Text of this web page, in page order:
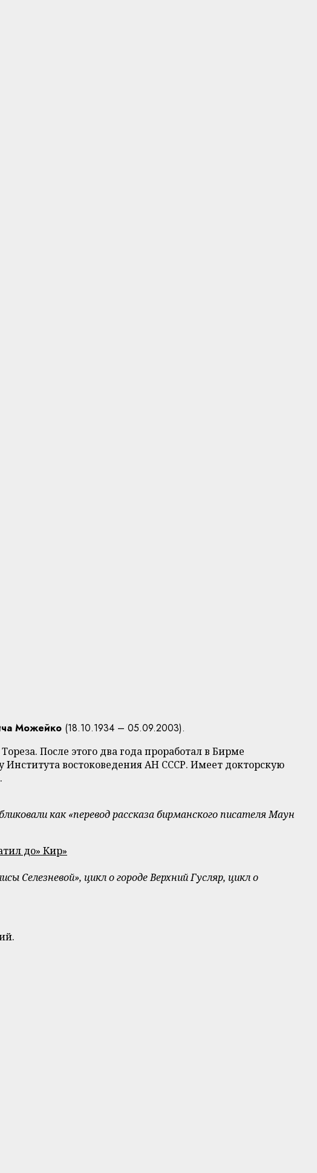
Можейко (18.10.1934 – 05.09.2003).
После этого два года проработал в Бирме
востоковедения АН СССР. Имеет докторскую
как «перевод рассказа бирманского писателя Маун
до» Кир»
Селезневой», цикл о городе Верхний Гусляр, цикл о